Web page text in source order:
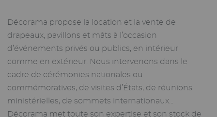
Décorama propose la location et la vente de
drapeaux, pavillons et mâts à l’occasion
d’événements privés ou publics, en intérieur
comme en extérieur. Nous intervenons dans le
cadre de cérémonies nationales ou
commémoratives, de visites d’États, de réunions
ministérielles, de sommets internationaux...
Décorama met toute son expertise et son stock de